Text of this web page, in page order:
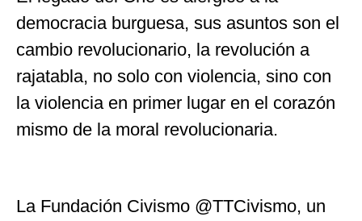
democracia burguesa, sus asuntos son el
cambio revolucionario, la revolución a
rajatabla, no solo con violencia, sino con
la violencia en primer lugar en el corazón
mismo de la moral revolucionaria.
La Fundación Civismo @TTCivismo, un